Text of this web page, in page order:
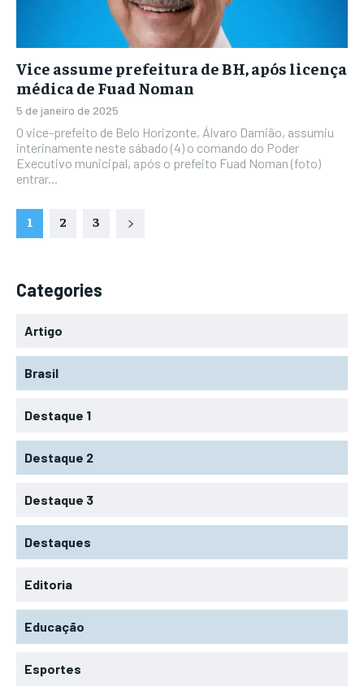
Vice assume prefeitura de BH, após licença
médica de Fuad Noman
5 de janeiro de 2025
O vice-prefeito de Belo Horizonte, Álvaro Damião, assumiu
interinamente neste sábado (4) o comando do Poder
Executivo municipal, após o prefeito Fuad Noman (foto)
entrar...
1 2 3
Categories
Artigo
Brasil
Destaque 1
Destaque 2
Destaque 3
Destaques
Editoria
Educação
Esportes